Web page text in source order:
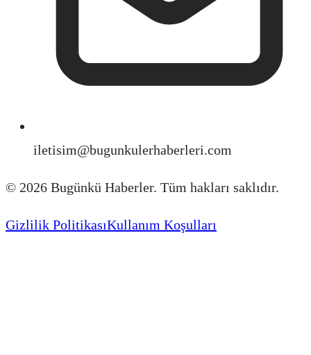
iletisim@bugunkulerhaberleri.com
© 2026 Bugünkü Haberler. Tüm hakları saklıdır.
Gizlilik PolitikasıKullanım Koşulları